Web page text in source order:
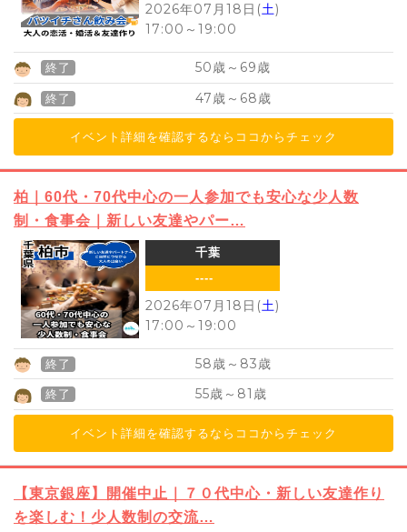
2026年07月18日(土)
17:00 ～ 19:00
終了 50歳～ 69歳
終了 47歳～ 68歳
イベント詳細を確認するならココからチェック
柏｜60代・70代中心の一人参加でも安心な少人数
制・食事会｜新しい友達やパー…
千葉
----
2026年07月18日(土)
17:00 ～ 19:00
終了 58歳～ 83歳
終了 55歳～ 81 歳
イベント詳細を確認するならココからチェック
【東京銀座】開催中止｜７０代中心・新しい友達作り
を楽しむ！少人数制の交流…